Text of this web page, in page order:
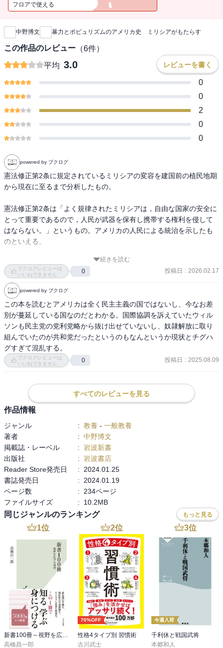
フロアで使える
新刊通知
中野博文 暴力とポピュリズムのアメリカ史 ミリシアがもたらす
この作品のレビュー （6件）
平均 3.0 レビューを書く
0
0
2
0
0
powered by ブクログ
憲法修正第2条に規定されているミリシアの変容を建国前の植民地期
から現在に至るまで分析したもの。
憲法修正第2条は「よく規律されたミリシアは，自由な国家の安全に
とって重要であるので，人民が武器を保有し携帯する権利を侵して
はならない。」というもの。アメリカの人民による統治を示したも
のといえる。
ミリシアには州軍としてのミリシアと現在のポピュリズムを担う民
間団体としてのミリシアがある。両者は全くの別物であるが，本書
は前者に特に焦点を当てていた。
植民地自体の自らのコミュニティを守る自警団的な組織であったも
のが，数々の戦争を経るなかで最終的には連邦政府の予備軍として
の位置づけになった。
連邦補助金を得るには，連邦統一の基準に従う必要がある点につい
てはアメリカ的な分権システムだなと思った。
ポピュリズムの運動に関して連邦政府が州政府に介入するかどうか
のなかで，レーガン以降の共和党政権は介入しないが，民主党政権
になったときにポピュリズム団体としては備える必要がある。そう
した流れのなかに，2つ目のポピュリズムを担う民間団体としてのミ
リシアが位置付けられていて，なるほどと思った。
自らの信じる自由（同じ考えを持つコミュニティ）を守る民間団体
のミリシアは植民地時代の当初のミリシアに近いのであろうか。
政治からの自由を実現する手段としてミリシアがあり、自由を侵害
する政府に対しては暴力もじさない。アメリカ独特の自由観、統治
の考え方だと思った。
それを保障するのが憲法修正第2条ということだろう。
また当初は人民がミリシアを組織して武装することを保障するもの
であったが，保守派によって市民の銃を持つ権利を保障する条項と
して解釈されるようになった。
アメリカ的な自由が模索されてきたなかでの到達点。連邦議会襲撃
や銃犯罪といった課題があるという認識だが，これらをアメリカが
どう乗り越えて自由を追求していくのかみていきたい。
続きを読む
ブクログレビューは
いいねできません
0 投稿日 : 2026.02.17
powered by ブクログ
この本を読むとアメリカは全く民主主義の国ではないし、今なお差
別が蔓延している国なのだとわかる。国際協調を訴えていたウィル
ソンも民主党の党利党略から抜け出せていないし、奴隷解放に取り
組んでいたのが共和党だったというのもなんというか現状とチグハ
グすぎて混乱する。
ブクログレビューは
いいねできません
0 投稿日 : 2025.08.09
すべてのレビューを見る
作品情報
ジャンル : 教養 - 一般教養
著者
: 中野博文
掲載誌・レーベル
: 岩波新書
出版社
: 岩波書店
Reader Store発売日
:
2024.01.25
書誌発売日
:
2024.01.19
ページ数
:
234ページ
ファイルサイズ
: 10.2MB
同じジャンルのランキング もっと見る
1位
新書100冊～視野を広げる読書～
高橋昌一郎
2位
70%OFF
性格4タイプ別 習慣術
古川武士
3位
今週入荷
千利休と戦国武将
本郷和人